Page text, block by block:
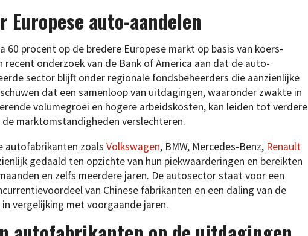
Europese auto-aandelen
60 procent op de bredere Europese markt op basis van koers-
onderzoek van de Bank of America aan dat de auto-
sector blijft onder regionale fondsbeheerders die aanzienlijke
dat een samenloop van uitdagingen, waaronder zwakte in
volumegroei en hogere arbeidskosten, kan leiden tot verdere
marktomstandigheden verslechteren.
autofabrikanten zoals Volkswagen, BMW, Mercedes-Benz, Renault
gedaald ten opzichte van hun piekwaarderingen en bereikten
en zelfs meerdere jaren. De autosector staat voor een
van Chinese fabrikanten en een daling van de
in vergelijking met voorgaande jaren.